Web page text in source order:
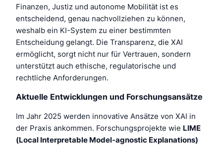
Finanzen, Justiz und autonome Mobilität ist es
entscheidend, genau nachvollziehen zu können,
weshalb ein KI-System zu einer bestimmten
Entscheidung gelangt. Die Transparenz, die XAI
ermöglicht, sorgt nicht nur für Vertrauen, sondern
unterstützt auch ethische, regulatorische und
rechtliche Anforderungen.
Aktuelle Entwicklungen und Forschungsansätze
Im Jahr 2025 werden innovative Ansätze von XAI in
der Praxis ankommen. Forschungsprojekte wie LIME
(Local Interpretable Model-agnostic Explanations)